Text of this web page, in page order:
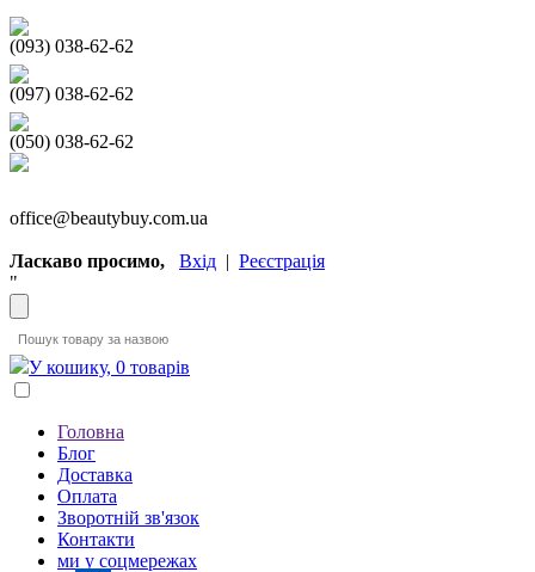
(093) 038-62-62
(097) 038-62-62
(050) 038-62-62
office@beautybuy.com.ua
Ласкаво просимо, Вхід | Реєстрація
"
У кошику, 0 товарів
Головна
Блог
Доставка
Оплата
Зворотній зв'язок
Контакти
ми у соцмережах